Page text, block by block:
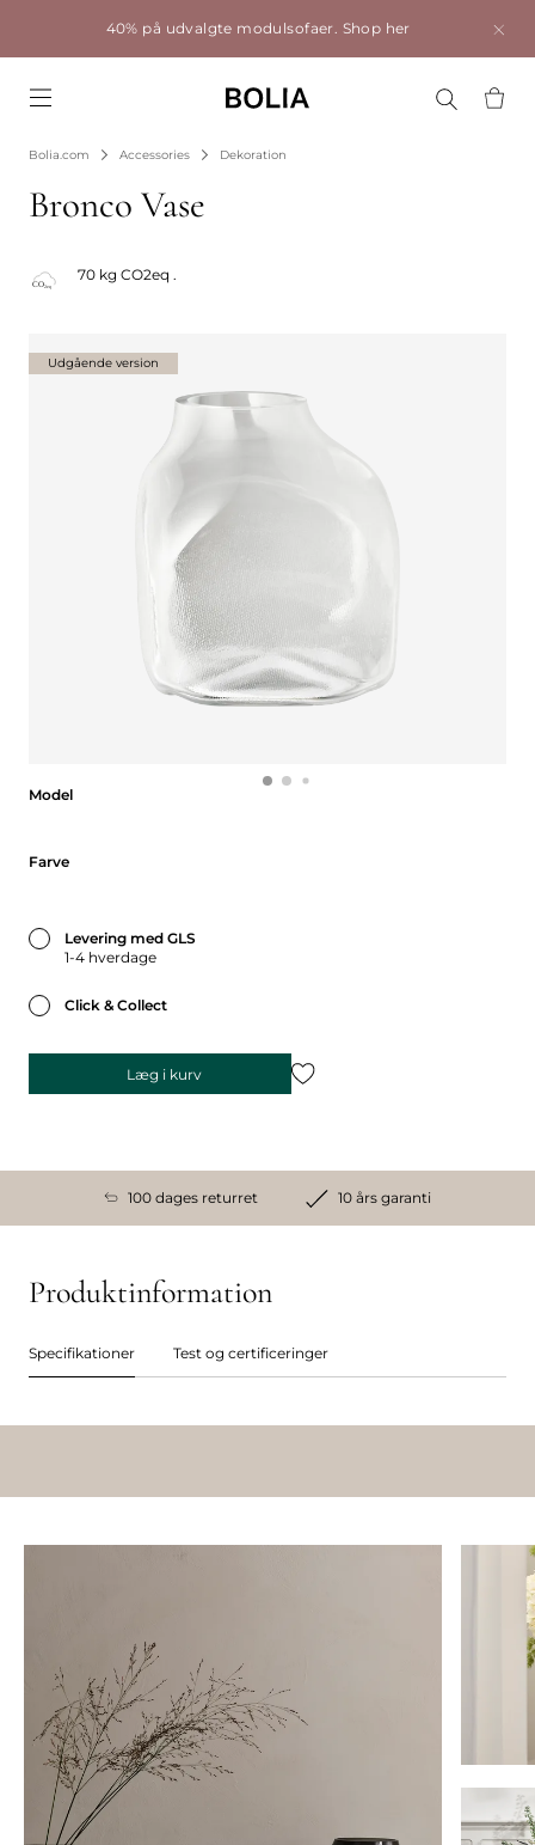
40% på udvalgte modulsofaer. Shop her
Bolia.com Accessories Dekoration
Bronco Vase
70 kg CO2eq .
Model
Farve
Levering med GLS
1-4 hverdage
Click & Collect
Læg i kurv
Udgående version
100 dages returret 10 års garanti
Produktinformation
Specifikationer Test og certificeringer